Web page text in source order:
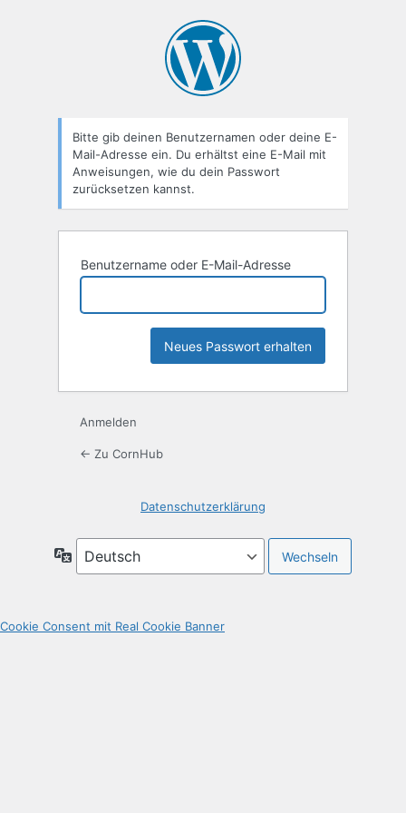
Bitte gib deinen Benutzernamen oder deine E-
Mail-Adresse ein. Du erhältst eine E-Mail mit
Anweisungen, wie du dein Passwort
zurücksetzen kannst.
Benutzername oder E-Mail-Adresse
Anmelden
← Zu CornHub
Datenschutzerklärung
Sprache
Cookie Consent mit Real Cookie Banner